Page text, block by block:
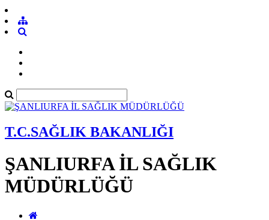
T.C.SAĞLIK BAKANLIĞI
ŞANLIURFA İL SAĞLIK
MÜDÜRLÜĞÜ